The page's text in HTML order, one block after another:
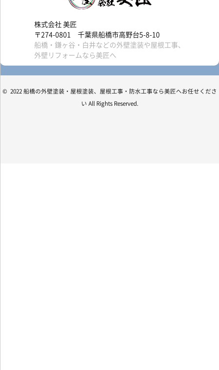
株式会社 美匠
〒274-0801 千葉県船橋市高野台5-8-10
船橋・鎌ヶ谷・白井などの外壁塗装や屋根工事、
外壁リフォームなら美匠へ
© 2022 船橋の外壁塗装・屋根塗装、屋根工事・防水工事なら美匠へお任せくださ
い All Rights Reserved.